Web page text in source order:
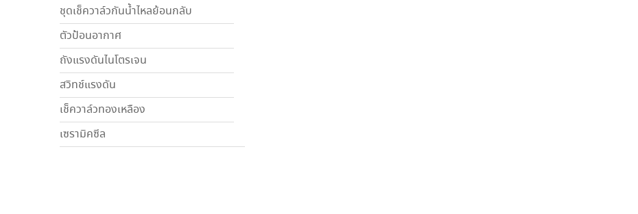
ชุดเช็ควาล์วกันน้ำไหลย้อนกลับ
ตัวป้อนอากาศ
ถังแรงดันไนโตรเจน
สวิทช์แรงดัน
เช็ควาล์วทองเหลือง
เซรามิคซีล